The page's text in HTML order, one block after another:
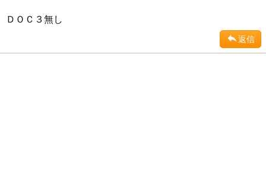
ＤＯＣ３無し
返信